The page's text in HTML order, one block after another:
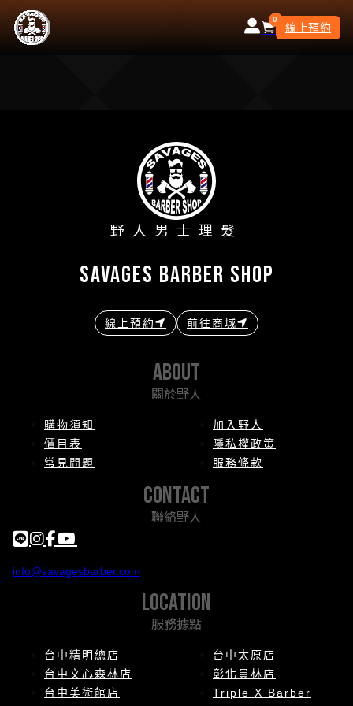
0
線上預約
野人男士理髮
savages barber shop
線上預約 前往商城
about
關於野人
購物須知
價目表
常見問題
加入野人
隱私權政策
服務條款
contact
聯絡野人
info@savagesbarber.com
location
服務據點
台中精明總店
台中文心森林店
台中美術館店
台中太原店
彰化員林店
Triple X Barber